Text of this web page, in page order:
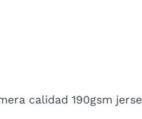
calidad 190gsm